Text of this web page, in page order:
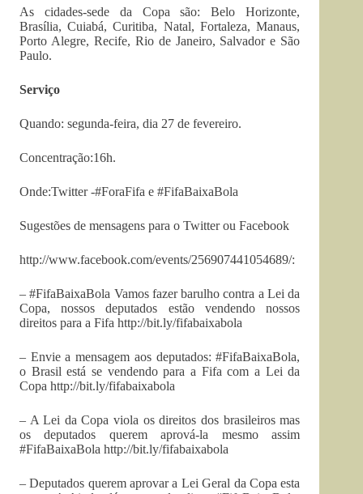
As cidades-sede da Copa são: Belo Horizonte,
Brasília, Cuiabá, Curitiba, Natal, Fortaleza, Manaus,
Porto Alegre, Recife, Rio de Janeiro, Salvador e São
Paulo.
Serviço
Quando: segunda-feira, dia 27 de fevereiro.
Concentração:16h.
Onde:Twitter -#ForaFifa e #FifaBaixaBola
Sugestões de mensagens para o Twitter ou Facebook
http://www.facebook.com/events/256907441054689/:
– #FifaBaixaBola Vamos fazer barulho contra a Lei da
Copa, nossos deputados estão vendendo nossos
direitos para a Fifa http://bit.ly/fifabaixabola
– Envie a mensagem aos deputados: #FifaBaixaBola,
o Brasil está se vendendo para a Fifa com a Lei da
Copa http://bit.ly/fifabaixabola
– A Lei da Copa viola os direitos dos brasileiros mas
os deputados querem aprová-la mesmo assim
#FifaBaixaBola http://bit.ly/fifabaixabola
– Deputados querem aprovar a Lei Geral da Copa esta